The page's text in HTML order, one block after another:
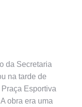
da Secretaria
na tarde de
Esportiva
obra era uma